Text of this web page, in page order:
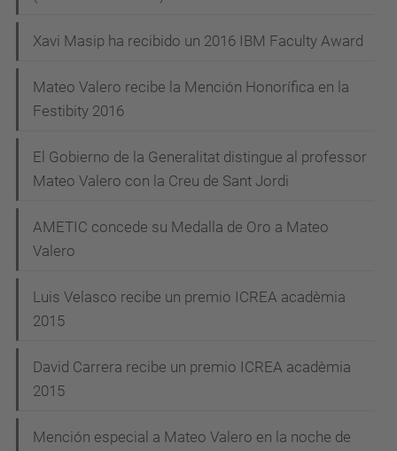
Xavi Masip ha recibido un 2016 IBM Faculty Award
Mateo Valero recibe la Mención Honorífica en la
Festibity 2016
El Gobierno de la Generalitat distingue al professor
Mateo Valero con la Creu de Sant Jordi
AMETIC concede su Medalla de Oro a Mateo
Valero
Luis Velasco recibe un premio ICREA acadèmia
2015
David Carrera recibe un premio ICREA acadèmia
2015
Mención especial a Mateo Valero en la noche de